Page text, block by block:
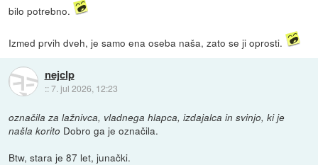
bilo potrebno.
Izmed prvih dveh, je samo ena oseba naša, zato se ji oprosti.
nejclp
::7. jul 2026, 12:23
označila za lažnivca, vladnega hlapca, izdajalca in svinjo, ki je
našla korito Dobro ga je označila.
Btw, stara je 87 let, junački.